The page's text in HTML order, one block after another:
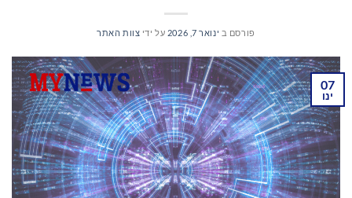
פורסם ב ינואר 7, 2026 על ידי צוות האתר
07
ינו